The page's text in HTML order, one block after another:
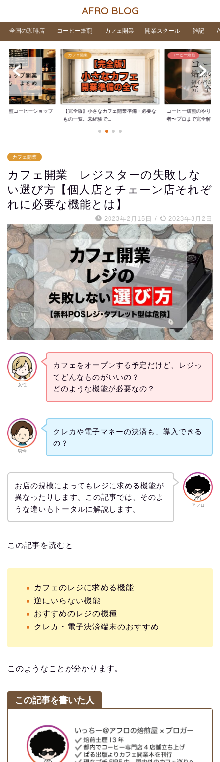
AFRO BLOG
全国の珈琲店 コーヒー焙煎 カフェ開業 開業スクール 雑記
焙煎コーヒーショップ
カフェ開業
【完全版】小さなカフェ開業準備・必要な
もの一覧。未経験で...
コーヒー焙煎
コーヒー焙煎のやり方
者〜プロまで完全解...
カフェ開業
カフェ開業 レジスターの失敗しな
い選び方【個人店とチェーン店それぞ
れに必要な機能とは】
2023年2月15日 / 2023年3月2日
女性
カフェをオープンする予定だけど、レジっ
てどんなものがいいの？
どのような機能が必要なの？
男性
クレカや電子マネーの決済も、導入できる
の？
アフロ
お店の規模によってもレジに求める機能が
異なったりします。この記事では、そのよ
うな違いもトータルに解説します。
この記事を読むと
カフェのレジに求める機能
逆にいらない機能
おすすめのレジの機種
クレカ・電子決済端末のおすすめ
このようなことが分かります。
この記事を書いた人